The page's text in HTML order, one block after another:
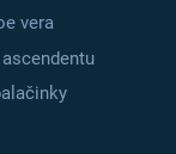
vera